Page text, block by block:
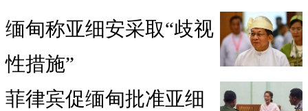
缅甸称亚细安采取“歧视
性措施”
菲律宾促缅甸批准亚细